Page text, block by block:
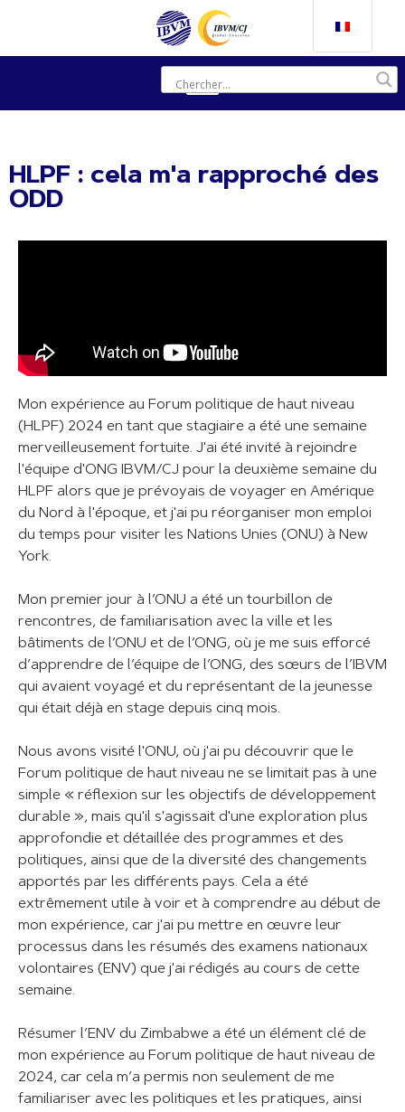
HLPF : cela m'a rapproché des
ODD
Mon expérience au Forum politique de haut niveau
(HLPF) 2024 en tant que stagiaire a été une semaine
merveilleusement fortuite. J'ai été invité à rejoindre
l'équipe d'ONG IBVM/CJ pour la deuxième semaine du
HLPF alors que je prévoyais de voyager en Amérique
du Nord à l'époque, et j'ai pu réorganiser mon emploi
du temps pour visiter les Nations Unies (ONU) à New
York.
Mon premier jour à l’ONU a été un tourbillon de
rencontres, de familiarisation avec la ville et les
bâtiments de l’ONU et de l’ONG, où je me suis efforcé
d’apprendre de l’équipe de l’ONG, des sœurs de l’IBVM
qui avaient voyagé et du représentant de la jeunesse
qui était déjà en stage depuis cinq mois.
Nous avons visité l'ONU, où j'ai pu découvrir que le
Forum politique de haut niveau ne se limitait pas à une
simple « réflexion sur les objectifs de développement
durable », mais qu'il s'agissait d'une exploration plus
approfondie et détaillée des programmes et des
politiques, ainsi que de la diversité des changements
apportés par les différents pays. Cela a été
extrêmement utile à voir et à comprendre au début de
mon expérience, car j'ai pu mettre en œuvre leur
processus dans les résumés des examens nationaux
volontaires (ENV) que j'ai rédigés au cours de cette
semaine.
Résumer l’ENV du Zimbabwe a été un élément clé de
mon expérience au Forum politique de haut niveau de
2024, car cela m’a permis non seulement de me
familiariser avec les politiques et les pratiques, ainsi